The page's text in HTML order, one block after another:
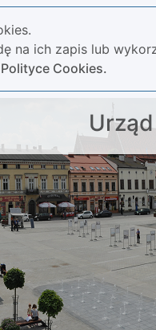
na ich zapis lub
Polityce Cookies.